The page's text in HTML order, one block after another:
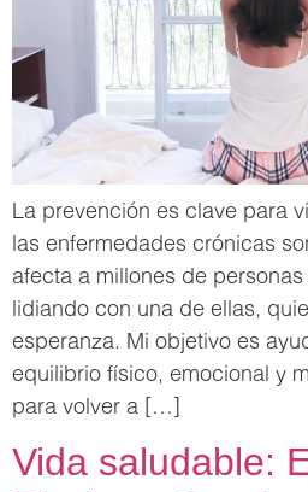
La prevención es clave para
las enfermedades crónicas
afecta a millones de
lidiando con una de ellas,
esperanza. Mi objetivo es
equilibrio físico, emocional y
para volver a […]
Vida saludable: